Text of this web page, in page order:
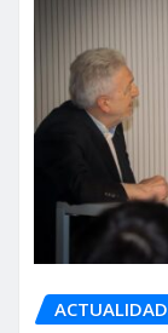
ACTUALIDAD